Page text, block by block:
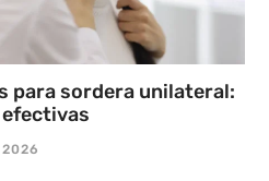
para sordera unilateral: